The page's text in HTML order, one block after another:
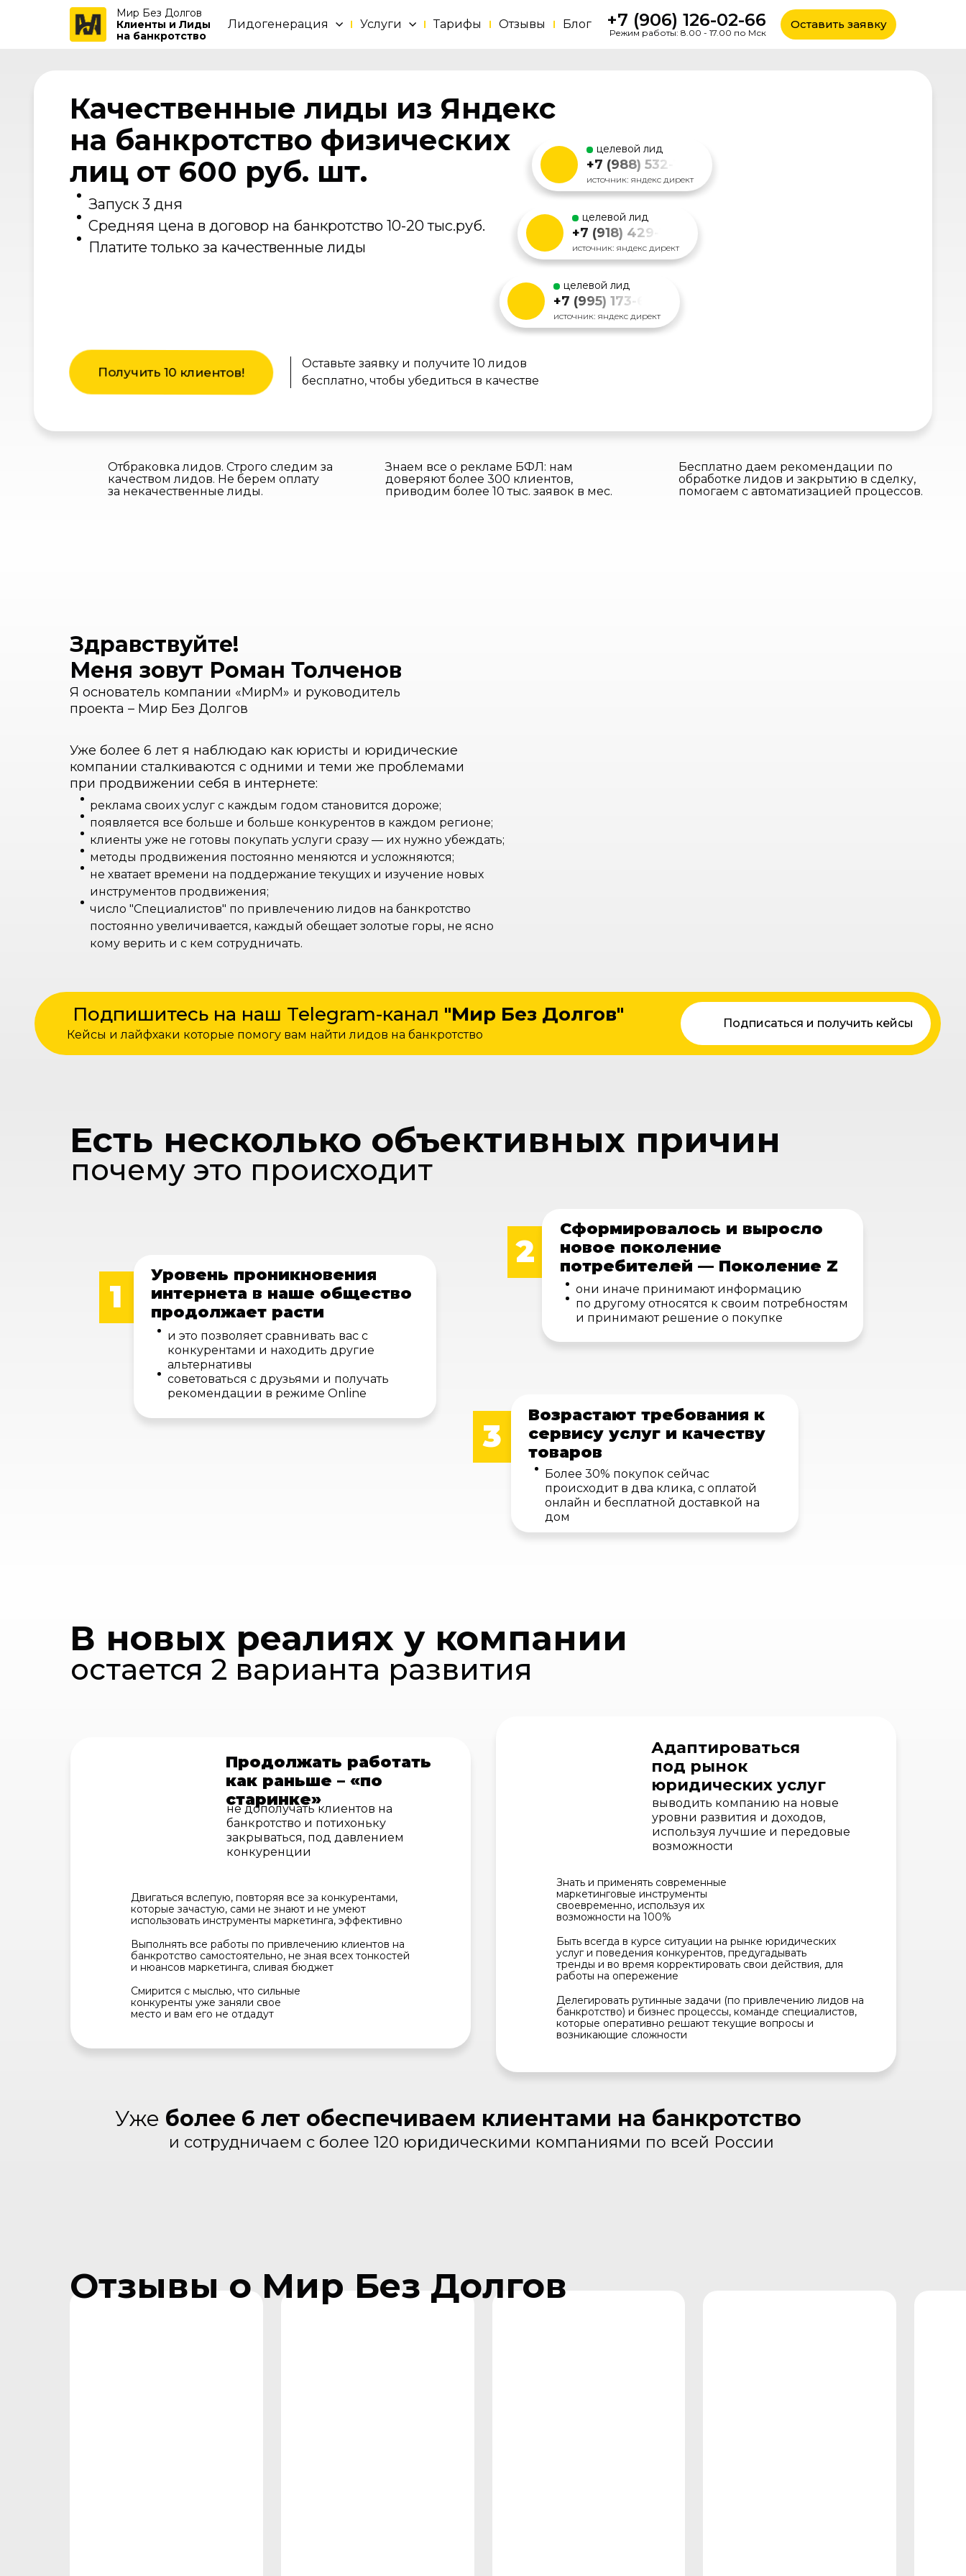
Мир Без Долгов
Клиенты и Лиды
на банкротство
Лидогенерация Услуги Тарифы Отзывы Блог +7 (906) 126-02-66
Режим работы: 8.00 - 17.00 по Мск
Оставить заявку
+7 (995) 173-62-09
источник: яндекс директ
целевой лид
+7 (918) 429-13-09
источник: яндекс директ
целевой лид
+7 (988) 532-12-09
источник: яндекс директ
целевой лид
Бесплатно даем рекомендации по
обработке лидов и закрытию в сделку,
помогаем с автоматизацией процессов.
Знаем все о рекламе БФЛ: нам
доверяют более 300 клиентов,
приводим более 10 тыс. заявок в мес.
Отбраковка лидов. Строго следим за
качеством лидов. Не берем оплату
за некачественные лиды.
Оставьте заявку и получите 10 лидов
бесплатно, чтобы убедиться в качестве
Получить 10 клиентов!
Запуск 3 дня
Средняя цена в договор на банкротство 10-20 тыс.руб.
Платите только за качественные лиды
Качественные лиды из Яндекс
на банкротство физических
лиц от 600 руб. шт.
Подписаться и получить кейсы
Кейсы и лайфхаки которые помогу вам найти лидов на банкротство
Подпишитесь на наш Telegram-канал "Мир Без Долгов"
Я основатель компании «МирМ» и руководитель
проекта – Мир Без Долгов
Здравствуйте!
Меня зовут Роман Толченов
реклама своих услуг с каждым годом становится дороже;
появляется все больше и больше конкурентов в каждом регионе;
клиенты уже не готовы покупать услуги сразу — их нужно убеждать;
методы продвижения постоянно меняются и усложняются;
не хватает времени на поддержание текущих и изучение новых
инструментов продвижения;
число "Специалистов" по привлечению лидов на банкротство
постоянно увеличивается, каждый обещает золотые горы, не ясно
кому верить и с кем сотрудничать.
Уже более 6 лет я наблюдаю как юристы и юридические
компании сталкиваются с одними и теми же проблемами
при продвижении себя в интернете:
Более 30% покупок сейчас
происходит в два клика, с оплатой
онлайн и бесплатной доставкой на
дом
Возрастают требования к
сервису услуг и качеству
товаров
они иначе принимают информацию
по другому относятся к своим потребностям
и принимают решение о покупке
Сформировалось и выросло
новое поколение
потребителей — Поколение Z
и это позволяет сравнивать вас с
конкурентами и находить другие
альтернативы
советоваться с друзьями и получать
рекомендации в режиме Online
Уровень проникновения
интернета в наше общество
продолжает расти
почему это происходит
Есть несколько объективных причин
2
1
3
Уже более 6 лет обеспечиваем клиентами на банкротство
и сотрудничаем с более 120 юридическими компаниями по всей России
Знать и применять современные
маркетинговые инструменты
своевременно, используя их
возможности на 100%
Быть всегда в курсе ситуации на рынке юридических
услуг и поведения конкурентов, предугадывать
тренды и во время корректировать свои действия, для
работы на опережение
Делегировать рутинные задачи (по привлечению лидов на
банкротство) и бизнес процессы, команде специалистов,
которые оперативно решают текущие вопросы и
возникающие сложности
выводить компанию на новые
уровни развития и доходов,
используя лучшие и передовые
возможности
Адаптироваться
под рынок
юридических услуг
Двигаться вслепую, повторяя все за конкурентами,
которые зачастую, сами не знают и не умеют
использовать инструменты маркетинга, эффективно
Выполнять все работы по привлечению клиентов на
банкротство самостоятельно, не зная всех тонкостей
и нюансов маркетинга, сливая бюджет
Смирится с мыслью, что сильные
конкуренты уже заняли свое
место и вам его не отдадут
не дополучать клиентов на
банкротство и потихоньку
закрываться, под давлением
конкуренции
Продолжать работать
как раньше – «по
старинке»
остается 2 варианта развития
В новых реалиях у компании
Отзывы о Мир Без Долгов